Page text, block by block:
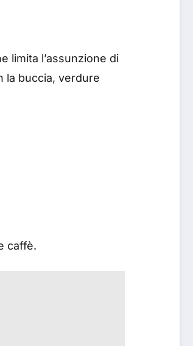
limita l’assunzione di
la buccia, verdure
caffè.